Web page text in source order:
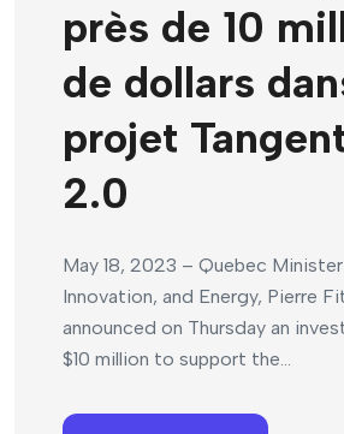
près de 10
de dollars
projet
2.0
May 18, 2023 – Quebec
Innovation, and Energy, Pierre
announced on Thursday an
$10 million to support the...